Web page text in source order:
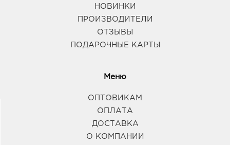
НОВИНКИ
ПРОИЗВОДИТЕЛИ
ОТЗЫВЫ
ПОДАРОЧНЫЕ КАРТЫ
Меню
ОПТОВИКАМ
ОПЛАТА
ДОСТАВКА
О КОМПАНИИ